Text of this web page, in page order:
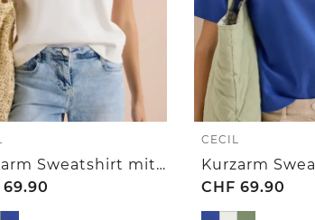
Kurzarm Sweatshirt mit Embroidery
69.90
CECIL
CHF 69.90